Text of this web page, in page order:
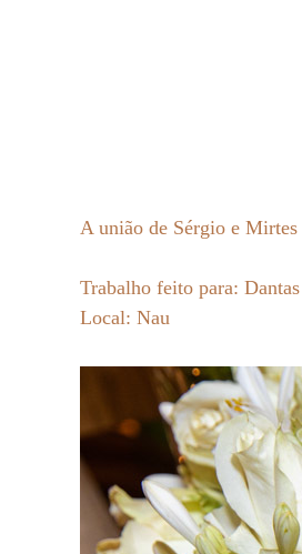
A união de Sérgio e
Trabalho feito para:
Local: Nau